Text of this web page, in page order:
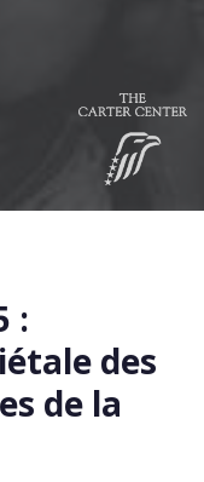
:
des
de la